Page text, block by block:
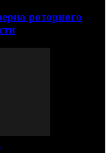
роторного